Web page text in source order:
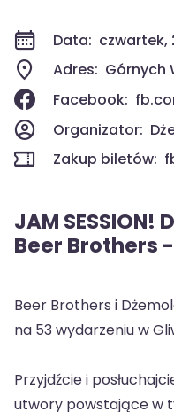
Data: czwartek,
Adres: Górnych
Facebook:
Organizator:
Zakup biletów:
JAM
Beer Brothers
Beer Brothers i
na 53 wydarzeniu w
Przyjdźcie i
utwory powstające w